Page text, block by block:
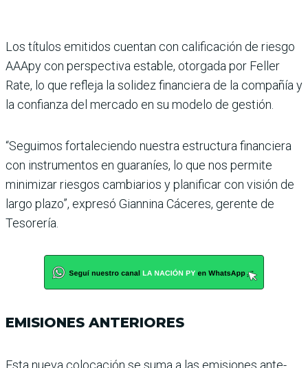
Los títulos emitidos cuen­tan con calificación de riesgo
AAApy con perspectiva esta­ble, otorgada por Feller
Rate, lo que refleja la solidez finan­ciera de la compañía y
la con­fianza del mercado en su modelo de gestión.
“Seguimos fortaleciendo nuestra estructura finan­ciera
con instrumentos en guaraníes, lo que nos per­mite
minimizar riesgos cambiarios y planificar con visión de
largo plazo”, expresó Giannina Cáceres, gerente de
Tesorería.
EMISIONES ANTERIORES